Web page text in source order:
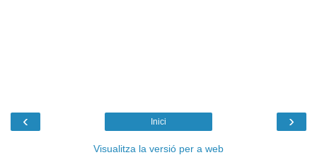
‹ ›
Inici
Visualitza la versió per a web